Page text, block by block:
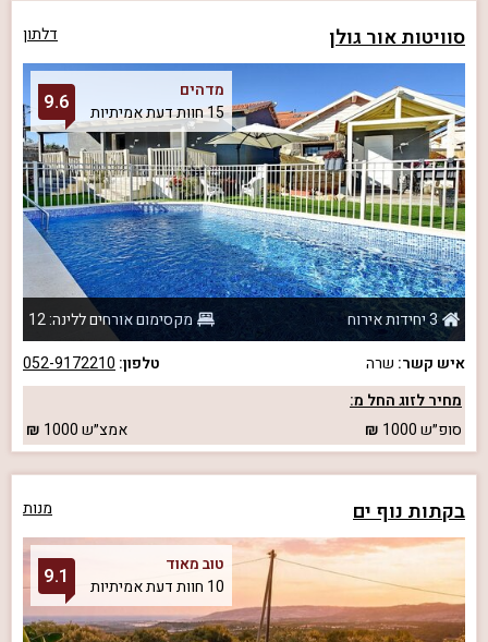
סוויטות אור גולן דלתון
מדהים
15 חוות דעת אמיתיות
9.6
3 יחידות אירוח
מקסימום אורחים ללינה: 12
איש קשר: שרה טלפון: 052-9172210
מחיר לזוג החל מ:
סופ״ש1000 אמצ״ש1000
בקתות נוף ים מנות
טוב מאוד
10 חוות דעת אמיתיות
9.1